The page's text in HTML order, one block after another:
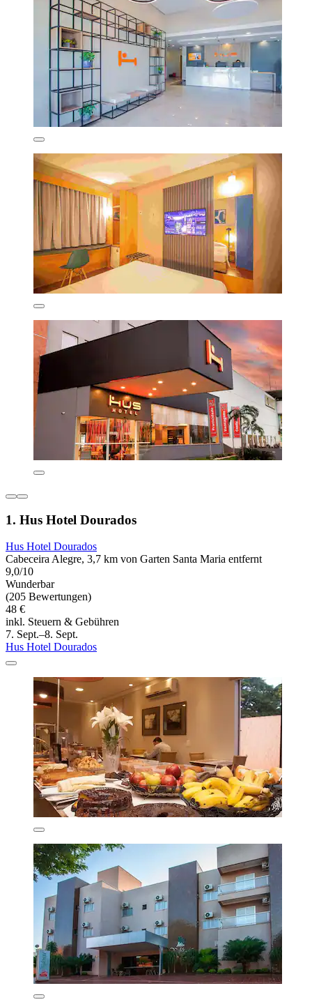
1. Hus Hotel Dourados
Hus Hotel Dourados
Cabeceira Alegre, 3,7 km von Garten Santa Maria entfernt
9,0/10
Wunderbar
(205 Bewertungen)
48 €
inkl. Steuern & Gebühren
7. Sept.–8. Sept.
Hus Hotel Dourados